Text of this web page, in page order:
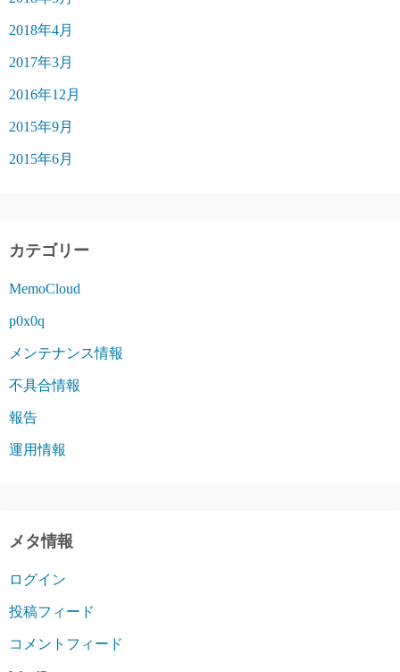
2018年4月
2017年3月
2016年12月
2015年9月
2015年6月
カテゴリー
MemoCloud
p0x0q
メンテナンス情報
不具合情報
報告
運用情報
メタ情報
ログイン
投稿フィード
コメントフィード